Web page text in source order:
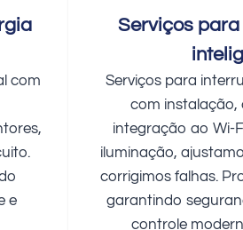
com
e
Serviços
Serviços para
com instalação,
integração ao Wi-
iluminação,
corrigimos falhas.
garantindo
controle